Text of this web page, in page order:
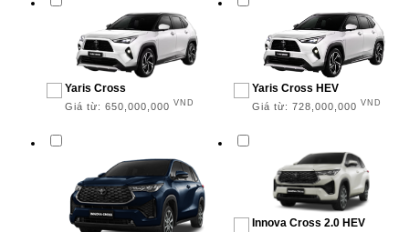
Yaris Cross
Giá từ:650,000,000 VND
Yaris Cross HEV
Giá từ:728,000,000 VND
Innova Cross 2.0 HEV